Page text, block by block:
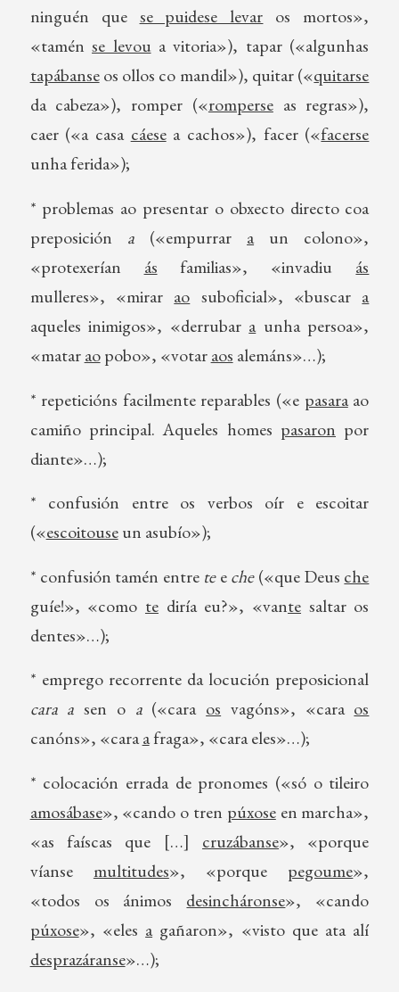
ninguén que se puidese levar os mortos»,
«taménse levou a vitoria»), tapar («algunhas
tapábanseos ollos co mandil»), quitar («quitarse
da cabeza»), romper («romperseas regras»),
caer («a casa cáesea cachos»), facer («facerse
unha ferida»);
* problemas ao presentar o obxecto directo coa
preposición a(«empurrar a un colono»,
«protexerían ás familias», «invadiu ás
mulleres», «mirar ao suboficial», «buscar a
aqueles inimigos», «derrubar a unha persoa»,
«mataraopobo», «votaraos alemáns»…);
* repeticións facilmente reparables («e pasaraao
camiño principal. Aqueles homes pasaron por
diante»…);
* confusión entre os verbos oír e escoitar
(«escoitouseun asubío»);
* confusión tamén entre teeche(«que Deus che
guíe!», «como tediría eu?», «vante saltar os
dentes»…);
* emprego recorrente da locución preposicional
cara a sen o a(«cara os vagóns», «cara os
canóns», «caraafraga», «cara eles»…);
* colocación errada de pronomes («só o tileiro
amosábase», «cando o tren púxoseen marcha»,
«as faíscas que […] cruzábanse», «porque
víanse multitudes», «porque pegoume»,
«todos os ánimos desincháronse», «cando
púxose», «eles a gañaron», «visto que ata alí
desprazáranse»…);